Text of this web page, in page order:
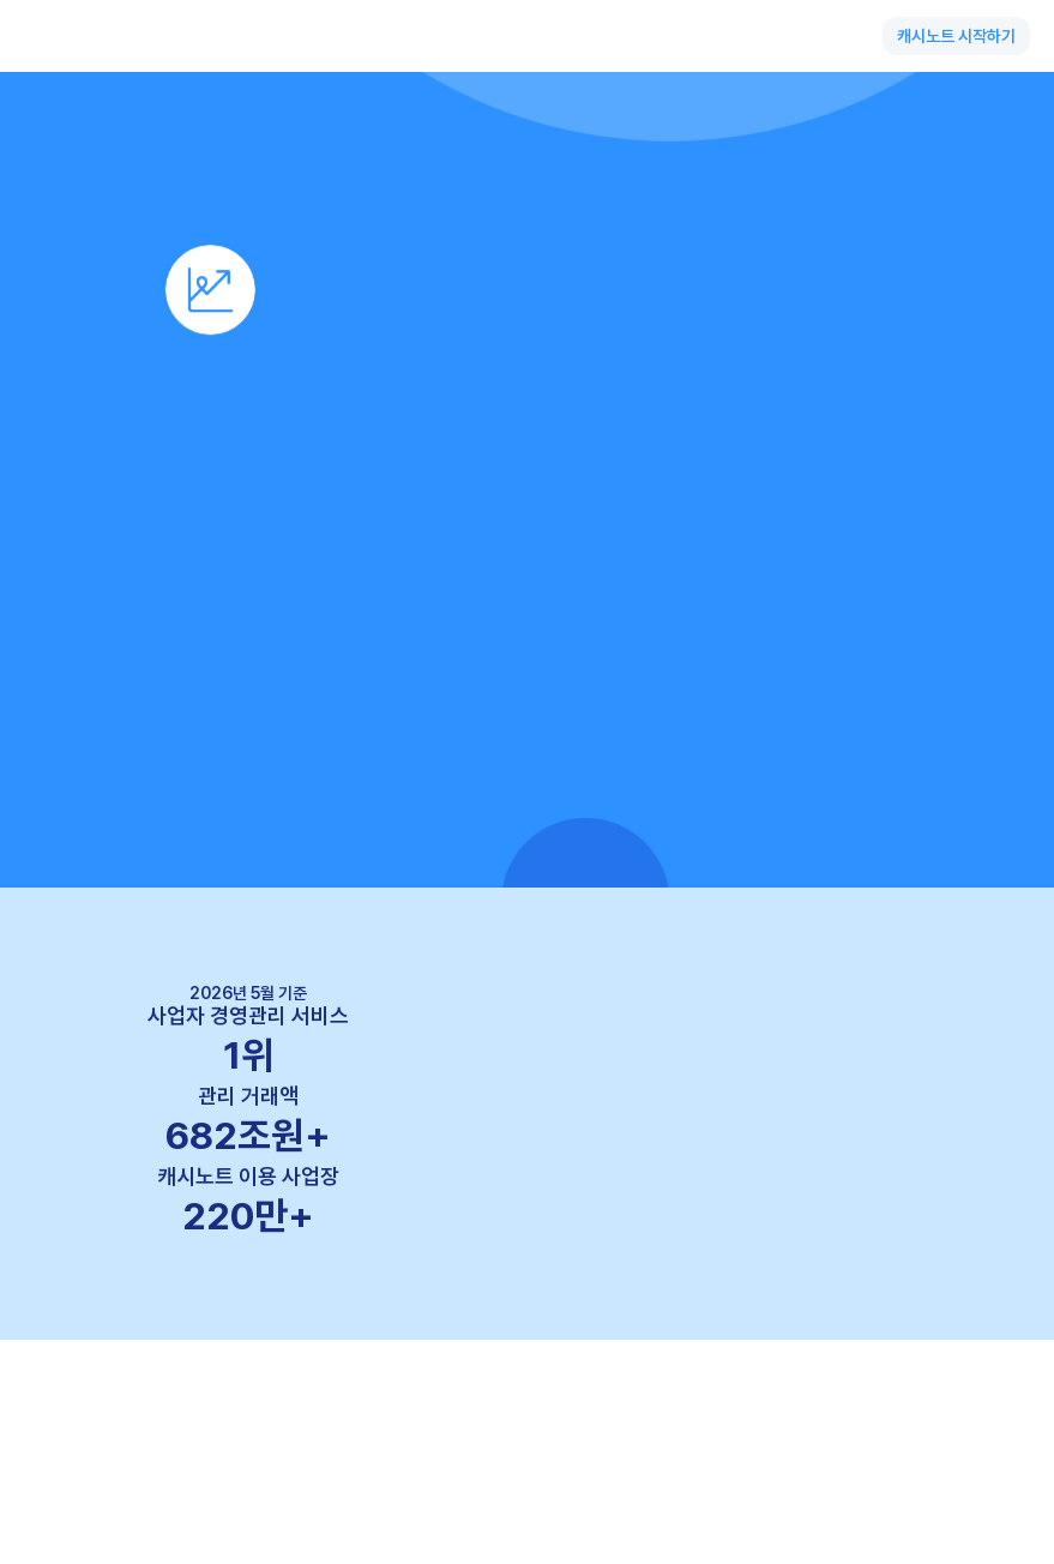
캐시노트 시작하기
2026년 5월 기준
사업자 경영관리 서비스
1위
관리 거래액
682조원+
캐시노트 이용 사업장
220만+